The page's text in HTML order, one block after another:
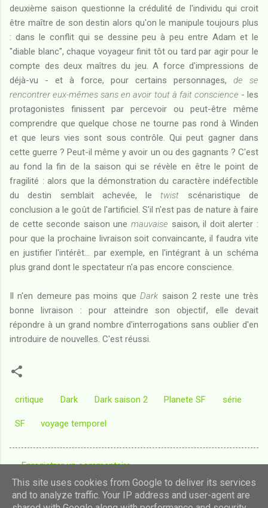
deuxième saison questionne la crédulité de l'individu qui croit
être maître de son destin alors qu'on le manipule toujours plus
: dans le conflit qui se dessine peu à peu entre Adam et le
"diable blanc", chaque voyageur finit tôt ou tard par agir pour le
compte des deux maîtres du jeu. A force d'impressions de
déjà-vu - et à force, pour certains personnages, de se
rencontrer eux-mêmes sans en avoir tout à fait conscience - les
protagonistes finissent par percevoir ou peut-être même
comprendre que quelque chose ne tourne pas rond à Winden
et que leurs vies sont sous contrôle. Qui peut gagner dans
cette guerre ? Peut-il même y avoir un ou des gagnants ? C'est
au fond la fin de la saison qui se révèle en être le point de
fragilité : alors que la démonstration du caractère indéfectible
du destin semblait achevée, letwist scénaristique de
conclusion a le goût de l'artificiel. S'il n'est pas de nature à faire
de cette seconde saison une mauvaise saison, il doit alerter :
pour que la prochaine livraison soit convaincante, il faudra vite
en justifier l'intérêt... par exemple, en l'intégrant à un schéma
plus grand dont le spectateur n'a pas encore conscience.
Il n'en demeure pas moins queDark saison 2 reste une très
bonne livraison : pour atteindre son objectif, elle devait
répondre à un grand nombre d'interrogations sans oublier d'en
introduire de nouvelles. C'est réussi.
critique Dark Dark saison 2 Planete SF série
SF voyage temporel
C
o
Enregistrer un commentaire
This site uses cookies from Google to deliver its services
and to analyze traffic. Your IP address and user-agent are